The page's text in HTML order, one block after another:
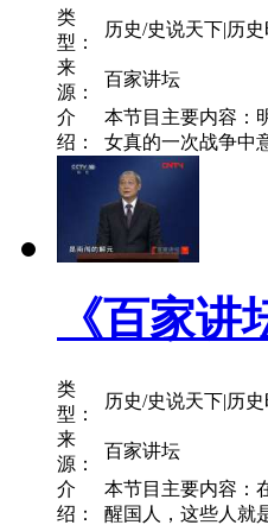
类
型：
历史/史说天下|历
来
源：
百家讲坛
介
绍：
本节目主要内容：
女真的一次战争中
《百家
类
型：
历史/史说天下|历
来
源：
百家讲坛
介
绍：
本节目主要内容：
醒国人，这些人就